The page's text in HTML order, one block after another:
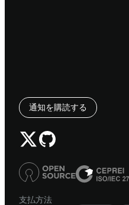
通知を購読する
支払方法